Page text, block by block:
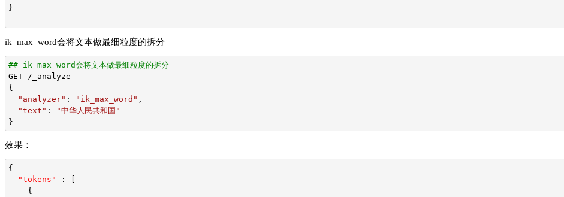
}
ik_max_word会将文本做最细粒度的拆分
## ik_max_word会将文本做最细粒度的拆分
GET /_analyze
{
"analyzer" : "ik_max_word" ,
"text" :
"中华人民共和国"
}
效果：
{
"tokens"
: [
    {